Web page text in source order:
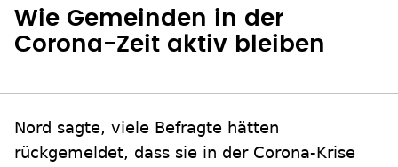
Wie Gemeinden in der
Corona-Zeit aktiv bleiben
Nord sagte, viele Befragte hätten
rückgemeldet, dass sie in der Corona-Krise